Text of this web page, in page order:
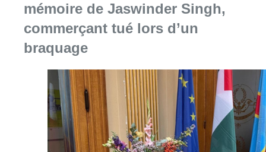
mémoire de Jaswinder Singh,
commerçant tué lors d’un
braquage